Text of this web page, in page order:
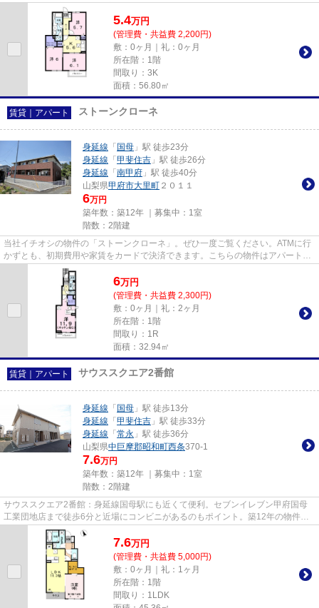
す。カード決済は、月々の家賃や...
5.4万円
(管理費・共益費 2,200円)
敷：0ヶ月｜礼：0ヶ月
所在階：1階
間取り：3K
面積：56.80㎡
賃貸｜アパート ストーンクローネ
身延線 「 国母 」駅 徒歩23分
身延線 「 甲斐住吉 」駅 徒歩26分
身延線 「 南甲府 」駅 徒歩40分
山梨県甲府市大里町 ２０１１
6万円
築年数：築12年 ｜募集中： 1室
階数：2階建
当社イチオシの物件の「ストーンクローネ」。ぜひ一度ご覧ください。ATMに行
かずとも、初期費用や家賃をカードで決済できます。こちらの物件はアパートで
す。お使いいただける駅は2駅...
6万円
(管理費・共益費 2,300円)
敷：0ヶ月｜礼：2ヶ月
所在階：1階
間取り：1R
面積：32.94㎡
賃貸｜アパート サウススクエア2番館
身延線 「 国母 」駅 徒歩13分
身延線 「 甲斐住吉 」駅 徒歩33分
身延線 「 常永 」駅 徒歩36分
山梨県中巨摩郡昭和町西条370-1
7.6万円
築年数：築12年 ｜募集中： 1室
階数：2階建
サウススクエア2番館：身延線国母駅にも近くて便利。セブンイレブン甲府国母
工業団地店まで徒歩6分と近場にコンビニがあるのもポイント。築12年の物件で
す。利便性の高い、敷地内ゴミ...
7.6万円
(管理費・共益費 5,000円)
敷：0ヶ月｜礼：1ヶ月
所在階：1階
間取り：1LDK